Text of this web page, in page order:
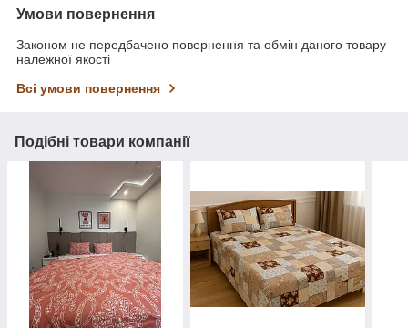
Умови повернення
Законом не передбачено повернення та обмін даного товару
належної якості
Всі умови повернення
Подібні товари компанії